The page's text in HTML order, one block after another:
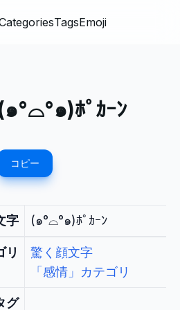
TagsEmoji
๑°⌓°๑)ﾎﾟｶｰﾝ
コピー
字 (๑°⌓°๑)ﾎﾟｶｰﾝ
リ
驚く顔文字
「感情」カテゴリ
グ